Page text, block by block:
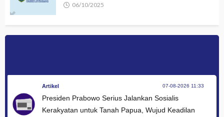
06/10/2025
Artikel 07-08-2026 11:33
Presiden Prabowo Serius Jalankan Sosialis
Kerakyatan untuk Tanah Papua, Wujud Keadilan